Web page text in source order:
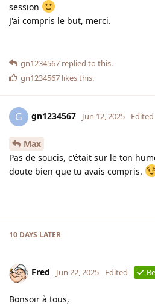
session
J'ai compris le but, merci.
gn1234567 replied to this.
gn1234567 likes this.
G gn1234567 Jun 12, 2025 Edited
Max
Pas de soucis, c'était sur le ton
doute bien que tu avais compris.
10 DAYS LATER
Fred Jun 22, 2025 Edited
Bonsoir à tous,